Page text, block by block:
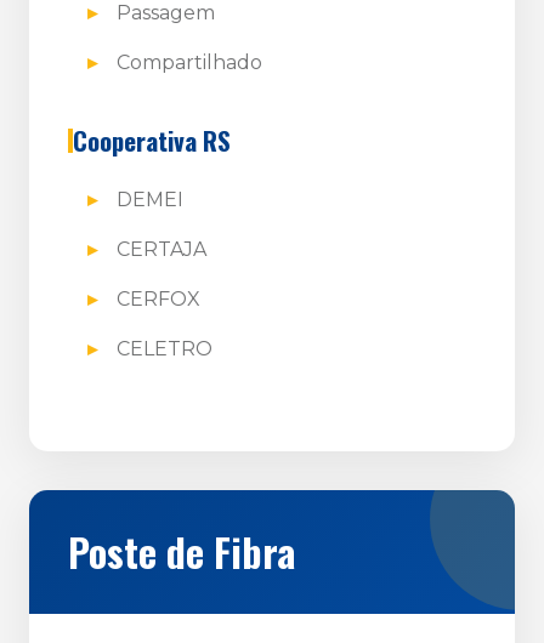
Passagem
Compartilhado
Cooperativa RS
DEMEI
CERTAJA
CERFOX
CELETRO
Poste de Fibra